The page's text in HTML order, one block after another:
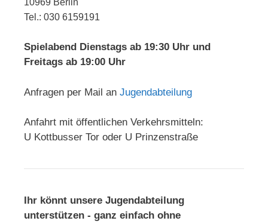
Tel.: 030 6159191
Spielabend Dienstags ab 19:30 Uhr und
Freitags ab 19:00 Uhr
Anfragen per Mail an Jugendabteilung
Anfahrt mit öffentlichen Verkehrsmitteln:
U Kottbusser Tor oder U Prinzenstraße
Ihr könnt unsere Jugendabteilung
unterstützen - ganz einfach ohne